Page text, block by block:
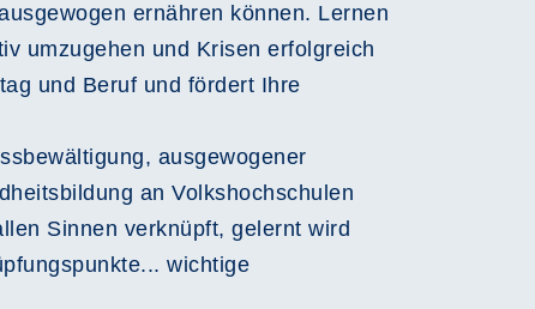
ernähren können. Lernen
umzugehen und Krisen erfolgreich
und Beruf und fördert Ihre
ausgewogener
an Volkshochschulen
Sinnen verknüpft, gelernt wird
wichtige